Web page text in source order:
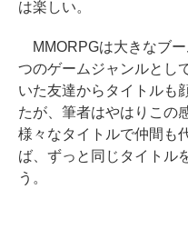
は楽しい。
MMORPGは大きなブ
つのゲームジャンルとし
いた友達からタイトルも
たが、筆者はやはりこの
様々なタイトルで仲間も
ば、ずっと同じタイトル
う。